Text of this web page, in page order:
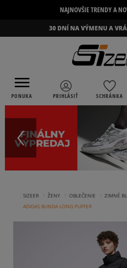
NAJNOVŠIE TRENDY A
30 DNÍ NA VÝMENU A
PONUKA PRIHLÁSIŤ SCHRÁNKA
SIZEER ŽENY OBLEČENIE ZIMNÉ
ADIDAS BUNDA LONG PUFFER